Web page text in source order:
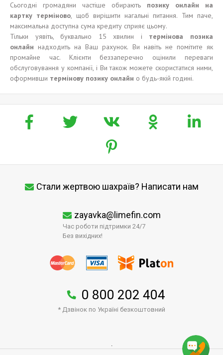
Сьогодні громадяни частіше обирають позику онлайн на
картку терміново, щоб вирішити нагальні питання. Тим паче,
максимальна доступна сума кредиту сприяє цьому.
Тільки уявіть, буквально 15 хвилин і термінова позика
онлайн надходить на Ваш рахунок. Ви навіть не помітите як
промайне час. Клієнти беззаперечно оцінили переваги
обслуговування у компанії, і Ви також можете скористатися ними,
оформивши термінову позику онлайн о будь-якій годині.
Стали жертвою шахраїв? Написати нам
zayavka@limefin.com
Час роботи підтримки 24/7
Без вихідних!
0 800 202 404
* Дзвінок по Україні безкоштовний
.
↑